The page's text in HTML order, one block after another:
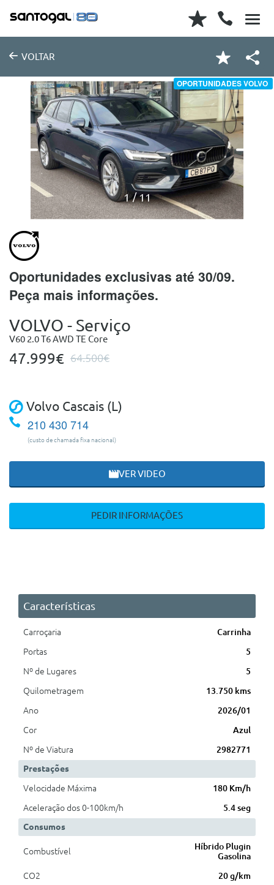
VOLTAR
OPORTUNIDADES VOLVO
1 11
Oportunidades exclusivas até 30/09.
Peça mais informações.
VOLVO - Serviço
V60 2.0 T6 AWD TE Core
47.999€ 64.500€
Volvo Cascais (L)
210 430 714
(custo de chamada fixa nacional)
VER VIDEO
PEDIR INFORMAÇÕES
Características
Carroçaria
Carrinha
Portas
5
Nº de Lugares
5
Quilometragem
13.750 kms
Ano
2026/01
Cor
Azul
Nº de Viatura
2982771
Prestações
Velocidade Máxima
180 Km/h
Aceleração dos 0-100km/h
5.4 seg
Consumos
Combustível
Híbrido Plugin
Gasolina
CO2
20 g/km